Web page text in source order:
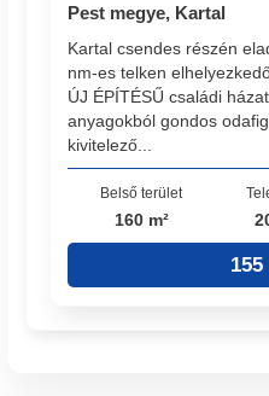
Pest megye, Kartal
Kartal csendes részén
nm-es telken
ÚJ ÉPÍTÉSŰ családi
anyagokból gondos
kivitelező...
Belső terület
160 m²